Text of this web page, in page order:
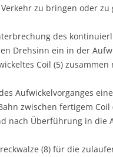
zu bringen oder
des
Drehsinn ein in der
Coil (5)
Aufwickelvorganges
zwischen fertigem
nach Überführung in die
(8) für die